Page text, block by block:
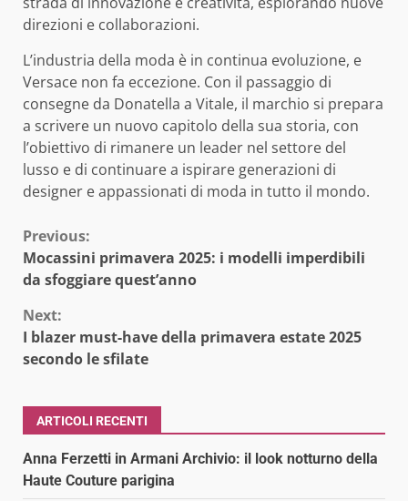
direzioni e collaborazioni.
L’industria della moda è in continua evoluzione, e
Versace non fa eccezione. Con il passaggio di
consegne da Donatella a Vitale, il marchio si prepara
a scrivere un nuovo capitolo della sua storia, con
l’obiettivo di rimanere un leader nel settore del
lusso e di continuare a ispirare generazioni di
designer e appassionati di moda in tutto il mondo.
Continue
Reading
Previous:
Mocassini primavera 2025: i modelli imperdibili
da sfoggiare quest’anno
Next:
I blazer must-have della primavera estate 2025
secondo le sfilate
ARTICOLI RECENTI
Anna Ferzetti in Armani Archivio: il look notturno della
Haute Couture parigina